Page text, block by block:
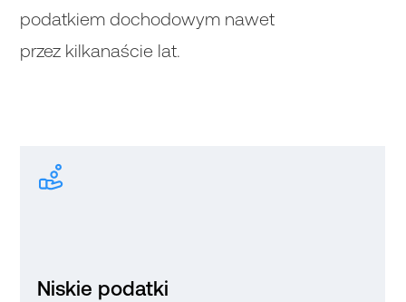
podatkiem dochodowym nawet
przez kilkanaście lat.
Niskie podatki